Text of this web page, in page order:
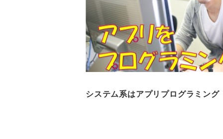
システム系はアプリプログラミング